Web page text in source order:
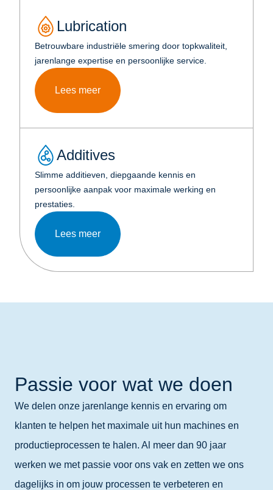
Lubrication
Betrouwbare industriële smering door topkwaliteit,
jarenlange expertise en persoonlijke service.
Lees meer
Additives
Slimme additieven, diepgaande kennis en
persoonlijke aanpak voor maximale werking en
prestaties.
Lees meer
Passie voor wat we doen
We delen onze jarenlange kennis en ervaring om
klanten te helpen het maximale uit hun machines en
productieprocessen te halen. Al meer dan 90 jaar
werken we met passie voor ons vak en zetten we ons
dagelijks in om jouw processen te verbeteren en